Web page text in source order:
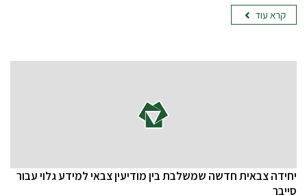
קרא עוד
יחידה צבאית חדשה שמשלבת בין מודיעין צבאי למידע גלוי עבור
סייבר